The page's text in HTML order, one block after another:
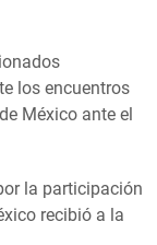
los encuentros
México ante el
la participación
recibió a la